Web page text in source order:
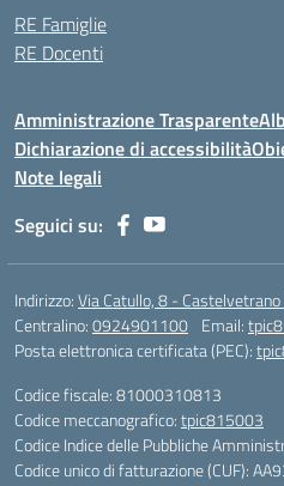
RE Famiglie
RE Docenti
Amministrazione Trasparente
Dichiarazione di accessibilità
Note legali
Seguici su:
Indirizzo:Via Catullo, 8 - Castelvetrano
Centralino:0924901100 Email:
Posta elettronica certificata (PEC):
Codice fiscale: 81000310813
Codice meccanografico:tpic815003
Codice Indice delle Pubbliche
Codice unico di fatturazione (CUF):